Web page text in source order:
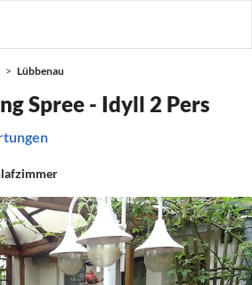
Lübbenau
Spree - Idyll 2 Pers